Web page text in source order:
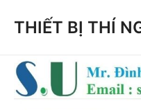
THIẾT BỊ THÍ